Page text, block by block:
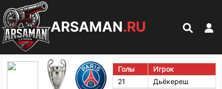
ARSAMAN.RU
Голы
Игрок
21
Дьёкереш